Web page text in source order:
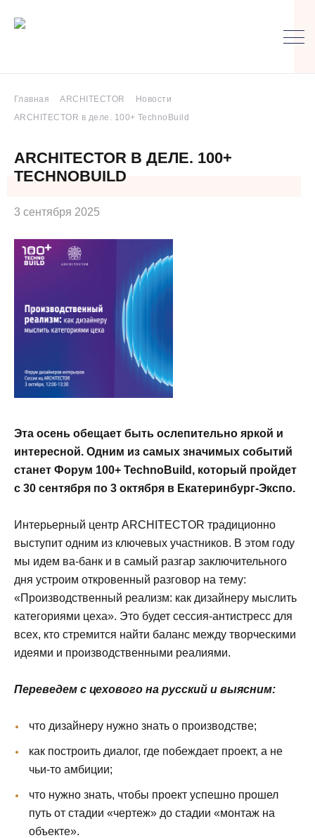
Главная ARCHITECTOR
Новости
ARCHITECTOR в деле. 100+ TechnoBuild
ARCHITECTOR В ДЕЛЕ. 100+
TECHNOBUILD
3 сентября 2025
Эта осень обещает быть ослепительно яркой и
интересной. Одним из самых значимых событий
станет Форум 100+ TechnoBuild, который пройдет
с 30 сентября по 3 октября в Екатеринбург-Экспо.
Интерьерный центр ARCHITECTOR традиционно
выступит одним из ключевых участников. В этом году
мы идем ва-банк и в самый разгар заключительного
дня устроим откровенный разговор на тему:
«Производственный реализм: как дизайнеру мыслить
категориями цеха». Это будет сессия-антистресс для
всех, кто стремится найти баланс между творческими
идеями и производственными реалиями.
Переведем с цехового на русский и выясним:
что дизайнеру нужно знать о производстве;
как построить диалог, где побеждает проект, а не
чьи-то амбиции;
что нужно знать, чтобы проект успешно прошел
путь от стадии «чертеж» до стадии «монтаж на
объекте».